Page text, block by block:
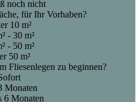
noch nicht
für Ihr Vorhaben?
10 m²
- 30 m²
- 50 m²
50 m²
Fliesenlegen zu beginnen?
Monaten
6 Monaten